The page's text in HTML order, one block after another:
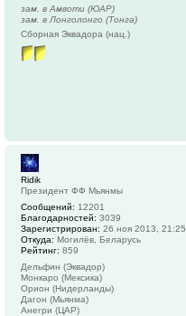
зам. в Амвоти (ЮАР)
зам. в Лонголонго (Тонга)
Сборная Эквадора (нац.)
Ridik
Президент ФФ Мьянмы
Сообщений: 12201
Благодарностей: 3039
Зарегистрирован: 26 ноя 2013, 21:25
Откуда: Могилёв, Беларусь
Рейтинг: 859
Дельфин (Эквадор)
Монкаро (Мексика)
Орион (Нидерланды)
Дагон (Мьянма)
Анегри (ЦАР)